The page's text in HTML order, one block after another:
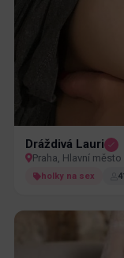
Dráždivá Lauri
Praha, Hlavní město
holky na sex